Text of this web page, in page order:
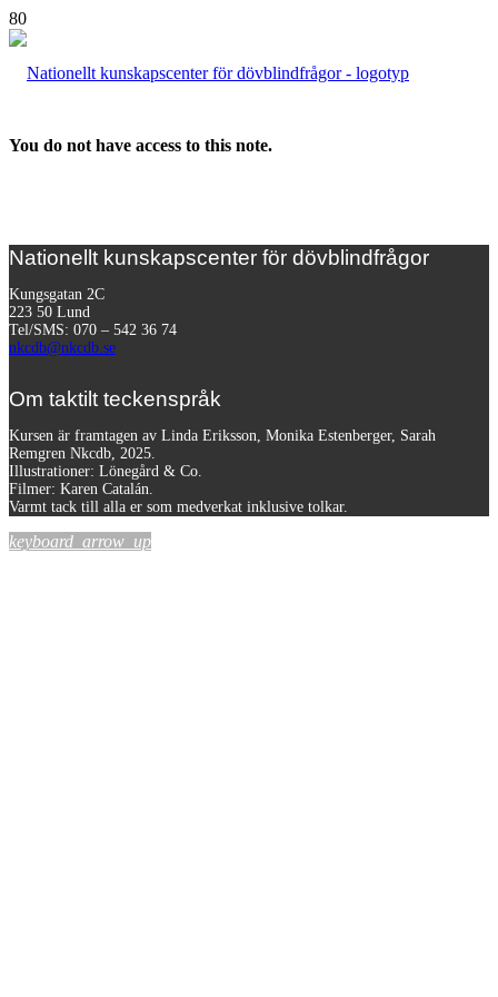
You do not have access to this note.
Nationellt kunskapscenter för dövblindfrågor
Kungsgatan 2C
223 50 Lund
Tel/SMS: 070 – 542 36 74
nkcdb@nkcdb.se
Om taktilt teckenspråk
Kursen är framtagen av Linda Eriksson, Monika Estenberger, Sarah
Remgren Nkcdb, 2025.
Illustrationer: Lönegård & Co.
Filmer: Karen Catalán.
Varmt tack till alla er som medverkat inklusive tolkar.
keyboard_arrow_up